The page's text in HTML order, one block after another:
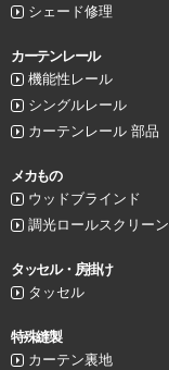
シェード修理
カーテンレール
機能性レール
シングルレール
カーテンレール 部品
メカもの
ウッドブラインド
調光ロールスクリーン
タッセル・房掛け
タッセル
特殊縫製
カーテン裏地